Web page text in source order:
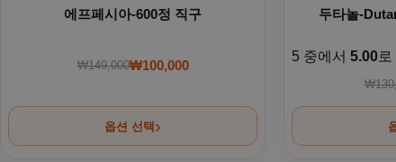
에프페시아-600정 직구
₩149,000원래 가격: ₩149,000.
₩100,000
현재 가격: ₩100,000.
옵션 선택
두타놀-
5 중에서 5.00
₩